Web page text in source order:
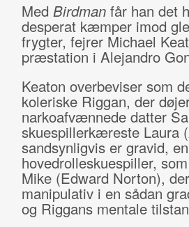
Med Birdmanfår han det
desperat kæmper imod
frygter, fejrer Michael
præstation i Alejandro
Keaton overbeviser som
koleriske Riggan, der
narkoafvænnede datter
skuespillerkæreste Laura
sandsynligvis er gravid,
hovedrolleskuespiller,
Mike (Edward Norton),
manipulativ i en sådan
og Riggans mentale